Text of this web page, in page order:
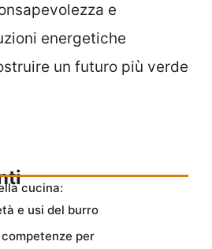
e
energetiche
un futuro più verde
cucina:
e usi del burro
per